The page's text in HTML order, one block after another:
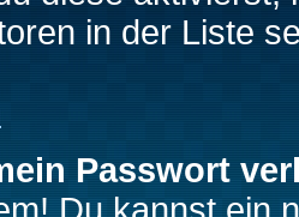
in der Liste
Passwort